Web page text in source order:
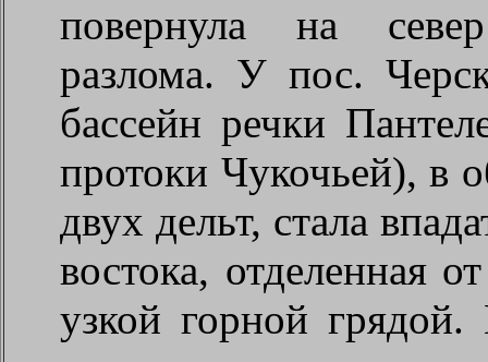
повернула на
разлома. У пос.
бассейн речки
протоки Чукочьей), в
двух дельт, стала
востока, отделенная
узкой горной грядой.